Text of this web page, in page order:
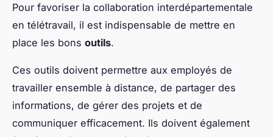
Pour favoriser la collaboration interdépartementale
en télétravail, il est indispensable de mettre en
place les bons outils.
Ces outils doivent permettre aux employés de
travailler ensemble à distance, de partager des
informations, de gérer des projets et de
communiquer efficacement. Ils doivent également